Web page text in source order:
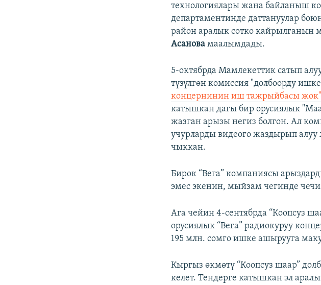
технологиялары жана байланыш
департаментинде даттануулар
район аралык сотко кайрылганын
Асанова маалымдады.
5-октябрда Мамлекеттик сатып
түзүлгөн комиссия "долбоорду
концернинин иш тажрыйбасы жок"
катышкан дагы бир орусиялык
жазган арызы негиз болгон. Ал
учурларды видеого жаздырып
чыккан.
Бирок “Вега” компаниясы
эмес экенин, мыйзам чегинде
Ага чейин 4-сентябрда “Коопсуз
орусиялык “Вега” радиокуруу
195 млн. сомго ишке ашырууга
Кыргыз өкмөтү “Коопсуз шаар”
келет. Тендерге катышкан эл